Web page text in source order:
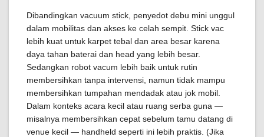
Dibandingkan vacuum stick, penyedot debu mini unggul
dalam mobilitas dan akses ke celah sempit. Stick vac
lebih kuat untuk karpet tebal dan area besar karena
daya tahan baterai dan head yang lebih besar.
Sedangkan robot vacum lebih baik untuk rutin
membersihkan tanpa intervensi, namun tidak mampu
membersihkan tumpahan mendadak atau jok mobil.
Dalam konteks acara kecil atau ruang serba guna —
misalnya membersihkan cepat sebelum tamu datang di
venue kecil — handheld seperti ini lebih praktis. (Jika